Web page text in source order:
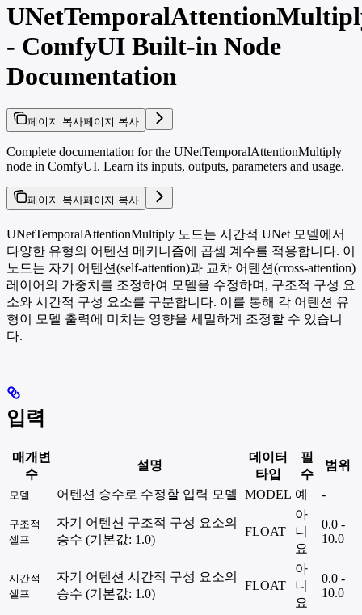
- ComfyUI Built-in Node
Documentation
페이지 복사페이지 복사
Complete documentation for the UNetTemporalAttentionMultiply
node in ComfyUI. Learn its inputs, outputs, parameters and usage.
페이지 복사페이지 복사
UNetTemporalAttentionMultiply 노드는 시간적 UNet 모델에서
다양한 유형의 어텐션 메커니즘에 곱셈 계수를 적용합니다. 이
노드는 자기 어텐션(self-attention)과 교차 어텐션(cross-attention)
레이어의 가중치를 조정하여 모델을 수정하며, 구조적 구성 요
소와 시간적 구성 요소를 구분합니다. 이를 통해 각 어텐션 유
형이 모델 출력에 미치는 영향을 세밀하게 조정할 수 있습니
다.
입력
매개변
수
설명
데이터
타입
필
수
범위
모델 어텐션 승수로 수정할 입력 모델 MODEL 예 -
구조적
셀프
자기 어텐션 구조적 구성 요소의
승수 (기본값: 1.0)
FLOAT
아
니
요
0.0 -
10.0
시간적
셀프
자기 어텐션 시간적 구성 요소의
승수 (기본값: 1.0)
FLOAT
아
니
요
0.0 -
10.0